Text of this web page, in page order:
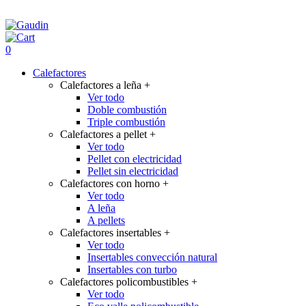
0
Calefactores
Calefactores a leña +
Ver todo
Doble combustión
Triple combustión
Calefactores a pellet +
Ver todo
Pellet con electricidad
Pellet sin electricidad
Calefactores con horno +
Ver todo
A leña
A pellets
Calefactores insertables +
Ver todo
Insertables convección natural
Insertables con turbo
Calefactores policombustibles +
Ver todo